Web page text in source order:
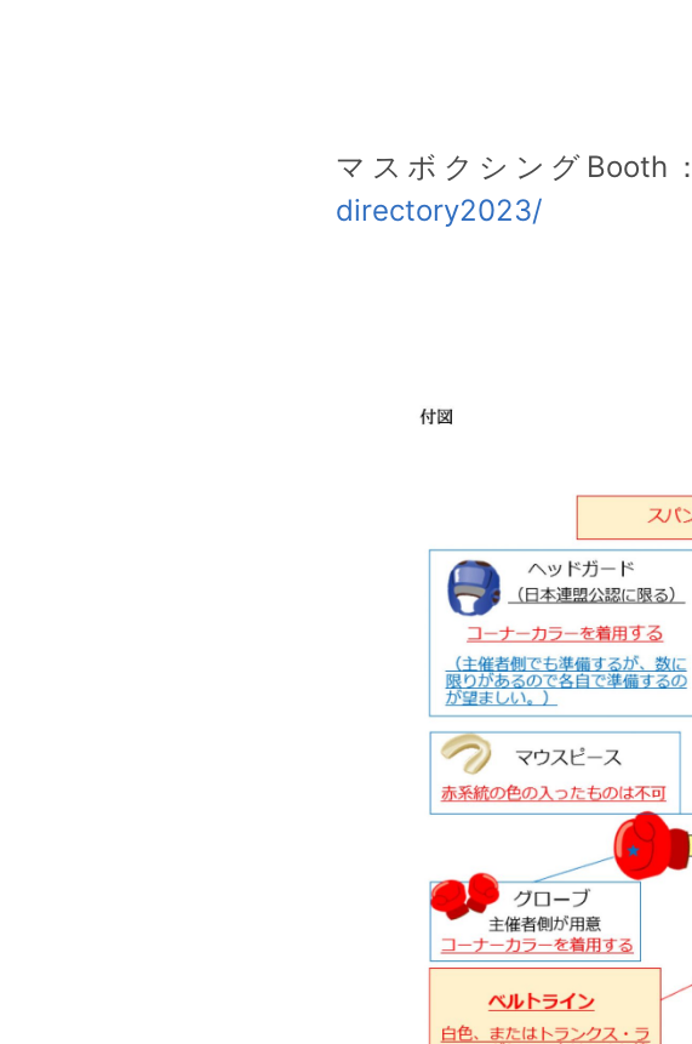
マスボクシングBooth：
directory2023/